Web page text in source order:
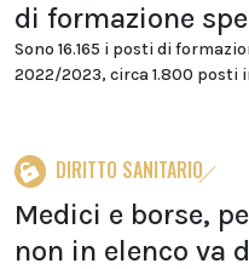
di formazione
Sono 16.165 i posti di
2022/2023, circa 1.800 posti
DIRITTO SANITARIO
Medici e borse,
non in elenco va